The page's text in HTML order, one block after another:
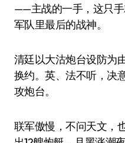
——主战的一手，这只
军队里最后的战神。
清廷以大沽炮台设防为
换约。英、法不听，决
攻炮台。
联军傲慢，不问天文，